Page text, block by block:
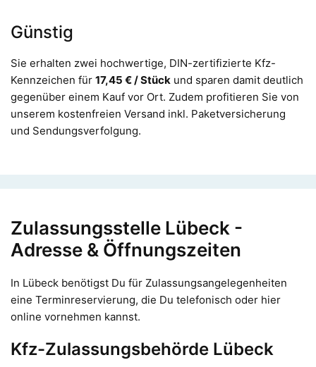
Günstig
Sie erhalten zwei hochwertige, DIN-zertifizierte Kfz-
Kennzeichen für 17,45 € / Stück und sparen damit deutlich
gegenüber einem Kauf vor Ort. Zudem profitieren Sie von
unserem kostenfreien Versand inkl. Paketversicherung
und Sendungsverfolgung.
Zulassungsstelle Lübeck -
Adresse & Öffnungszeiten
In Lübeck benötigst Du für Zulassungsangelegenheiten
eine Terminreservierung, die Du telefonisch oder hier
online vornehmen kannst.
Kfz-Zulassungsbehörde Lübeck